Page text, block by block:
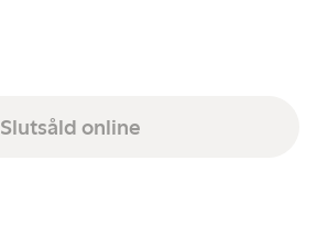
Slutsåld online